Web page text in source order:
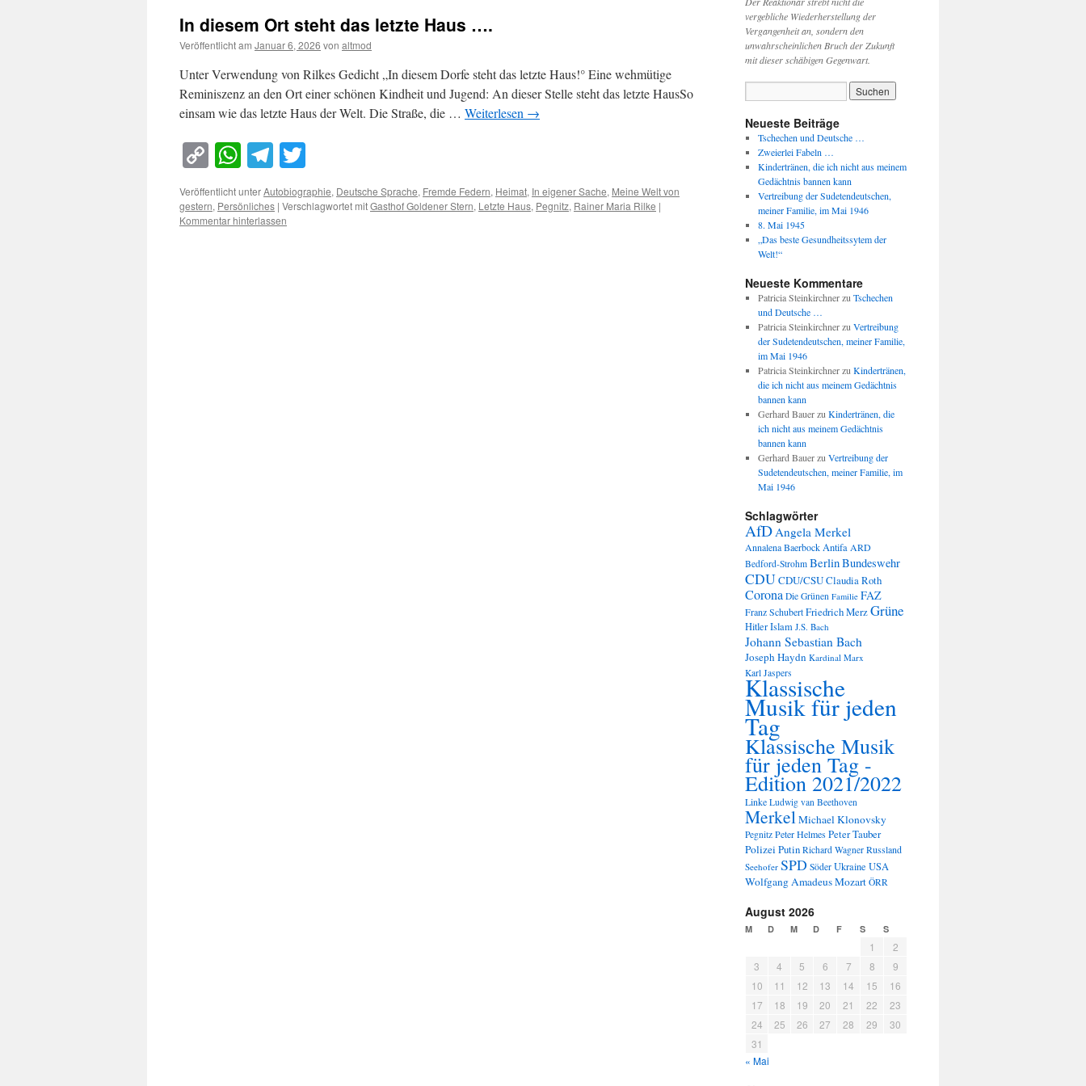
In diesem Ort steht das letzte Haus ….
Veröffentlicht am Januar 6, 2026 von altmod
Unter Verwendung von Rilkes Gedicht „In diesem Dorfe steht das letzte Haus!° Eine wehmütige
Reminiszenz an den Ort einer schönen Kindheit und Jugend: An dieser Stelle steht das letzte HausSo
einsam wie das letzte Haus der Welt. Die Straße, die … Weiterlesen →
Copy
Link
WhatsApp
Telegram
Veröffentlicht unterAutobiographie, Deutsche Sprache, Fremde Federn, Heimat, In eigener Sache, Meine Welt von
gestern, Persönliches | Verschlagwortet mitGasthof Goldener Stern, Letzte Haus, Pegnitz, Rainer Maria Rilke |
Kommentar hinterlassen
vergebliche Wiederherstellung der
Vergangenheit an, sondern den
unwahrscheinlichen Bruch der Zukunft
mit dieser schäbigen Gegenwart.
Neueste Beiträge
Tschechen und Deutsche …
Zweierlei Fabeln …
Kindertränen, die ich nicht aus meinem
Gedächtnis bannen kann
Vertreibung der Sudetendeutschen,
meiner Familie, im Mai 1946
8. Mai 1945
„Das beste Gesundheitssytem der
Welt!“
Neueste Kommentare
Patricia Steinkirchnerzu Tschechen
und Deutsche …
Patricia Steinkirchnerzu Vertreibung
der Sudetendeutschen, meiner Familie,
im Mai 1946
Patricia Steinkirchnerzu Kindertränen,
die ich nicht aus meinem Gedächtnis
bannen kann
Gerhard Bauerzu Kindertränen, die
ich nicht aus meinem Gedächtnis
bannen kann
Gerhard Bauerzu Vertreibung der
Sudetendeutschen, meiner Familie, im
Mai 1946
Schlagwörter
AfDAngela Merkel
Annalena BaerbockAntifa ARD
Bedford-Strohm BerlinBundeswehr
CDUCDU/CSUClaudia Roth
Corona Die Grünen Familie FAZ
Franz SchubertFriedrich MerzGrüne
HitlerIslam J.S. Bach
Johann Sebastian Bach
Joseph Haydn Kardinal Marx
Karl Jaspers
Klassische
Musik für jeden
Tag
Klassische Musik
für jeden Tag -
Edition 2021/2022
Linke Ludwig van Beethoven
MerkelMichael Klonovsky
Pegnitz Peter HelmesPeter Tauber
PolizeiPutin Richard Wagner Russland
Seehofer SPD Söder Ukraine USA
Wolfgang Amadeus Mozart ÖRR
August 2026
M D M D F S S
1
2
3
4 5 6 7 8
9
10
11 12 13 14 15
16
17
18 19 20 21 22
23
24
25 26 27 28 29
30
31
« Mai